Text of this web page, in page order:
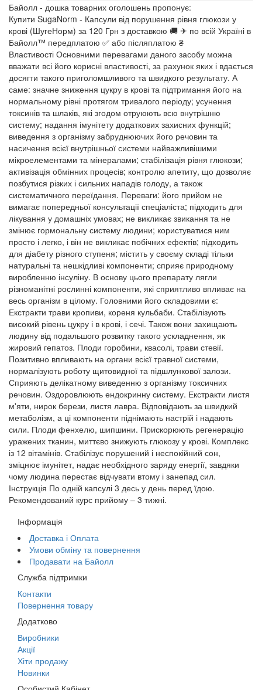
Байолл - дошка товарних оголошень пропонує:
Купити SugaNorm - Капсули від порушення рівня глюкози у
крові (ШугеНорм) за 120 Грн з доставкою 🚚 ✈ по всій Україні в
Байолл™ передплатою ✅ або післяплатою ₴
Властивості Основними перевагами даного засобу можна
вважати всі його корисні властивості, за рахунок яких і вдається
досягти такого приголомшливого та швидкого результату. А
саме: значне зниження цукру в крові та підтримання його на
нормальному рівні протягом тривалого періоду; усунення
токсинів та шлаків, які згодом отруюють всю внутрішню
систему; надання імунітету додаткових захисних функцій;
виведення з організму забруднюючих його речовин та
насичення всієї внутрішньої системи найважливішими
мікроелементами та мінералами; стабілізація рівня глюкози;
активізація обмінних процесів; контролю апетиту, що дозволяє
позбутися різких і сильних нападів голоду, а також
систематичного переїдання. Переваги: його прийом не
вимагає попередньої консультації спеціаліста; підходить для
лікування у домашніх умовах; не викликає звикання та не
змінює гормональну систему людини; користуватися ним
просто і легко, і він не викликає побічних ефектів; підходить
для діабету різного ступеня; містить у своєму складі тільки
натуральні та нешкідливі компоненти; сприяє природному
виробленню інсуліну. В основу цього препарату лягли
різноманітні рослинні компоненти, які сприятливо впливає на
весь організм в цілому. Головними його складовими є:
Екстракти трави кропиви, кореня кульбаби. Стабілізують
високий рівень цукру і в крові, і сечі. Також вони захищають
людину від подальшого розвитку такого ускладнення, як
жировий гепатоз. Плоди горобини, квасолі, трави стевії.
Позитивно впливають на органи всієї травної системи,
нормалізують роботу щитовидної та підшлункової залози.
Сприяють делікатному виведенню з організму токсичних
речовин. Оздоровлюють ендокринну систему. Екстракти листя
м'яти, нирок берези, листя лавра. Відповідають за швидкий
метаболізм, а ці компоненти піднімають настрій і надають
сили. Плоди фенхелю, шипшини. Прискорюють регенерацію
уражених тканин, миттєво знижують глюкозу у крові. Комплекс
із 12 вітамінів. Стабілізує порушений і неспокійний сон,
зміцнює імунітет, надає необхідного заряду енергії, завдяки
чому людина перестає відчувати втому і занепад сил.
Інструкція По одній капсулі 3 десь у день перед їдою.
Рекомендований курс прийому – 3 тижні.
Інформація
Доставка і Оплата
Умови обміну та повернення
Продавати на Байолл
Служба підтримки
Контакти
Повернення товару
Додатково
Виробники
Акції
Хіти продажу
Новинки